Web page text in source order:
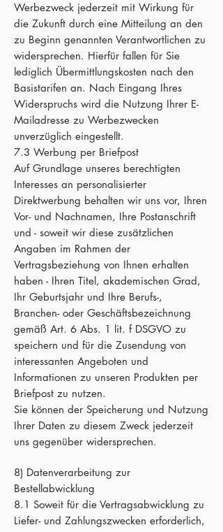
Werbezweck jederzeit mit Wirkung für
die Zukunft durch eine Mitteilung an den
zu Beginn genannten Verantwortlichen zu
widersprechen. Hierfür fallen für Sie
lediglich Übermittlungskosten nach den
Basistarifen an. Nach Eingang Ihres
Widerspruchs wird die Nutzung Ihrer E-
Mailadresse zu Werbezwecken
unverzüglich eingestellt.
7.3 Werbung per Briefpost
Auf Grundlage unseres berechtigten
Interesses an personalisierter
Direktwerbung behalten wir uns vor, Ihren
Vor- und Nachnamen, Ihre Postanschrift
und - soweit wir diese zusätzlichen
Angaben im Rahmen der
Vertragsbeziehung von Ihnen erhalten
haben - Ihren Titel, akademischen Grad,
Ihr Geburtsjahr und Ihre Berufs-,
Branchen- oder Geschäftsbezeichnung
gemäß Art. 6 Abs. 1 lit. f DSGVO zu
speichern und für die Zusendung von
interessanten Angeboten und
Informationen zu unseren Produkten per
Briefpost zu nutzen.
Sie können der Speicherung und Nutzung
Ihrer Daten zu diesem Zweck jederzeit
uns gegenüber widersprechen.
8) Datenverarbeitung zur
Bestellabwicklung
8.1 Soweit für die Vertragsabwicklung zu
Liefer- und Zahlungszwecken erforderlich,